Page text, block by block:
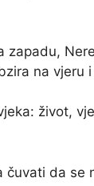
zapadu,
na vjeru
život,
da se